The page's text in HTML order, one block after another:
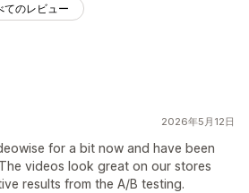
てのレビュー
2026年5月12日
for a bit now and have been
videos look great on our stores
results from the A/B testing.